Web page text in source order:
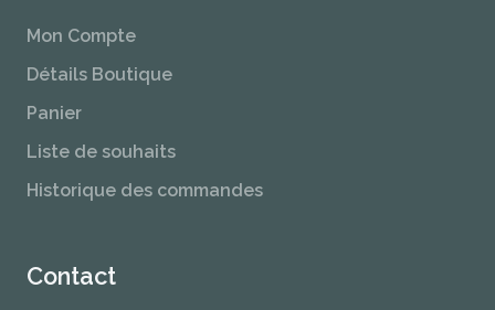
Mon Compte
Détails Boutique
Panier
Liste de souhaits
Historique des commandes
Contact